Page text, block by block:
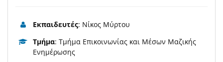
Εκπαιδευτές: Νίκος Μύρτου
Τμήμα: Τμήμα Επικοινωνίας και Μέσων Μαζικής
Ενημέρωσης